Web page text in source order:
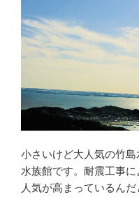
小さいけど大人気の竹
水族館です。耐震工事
人気が高まっているん